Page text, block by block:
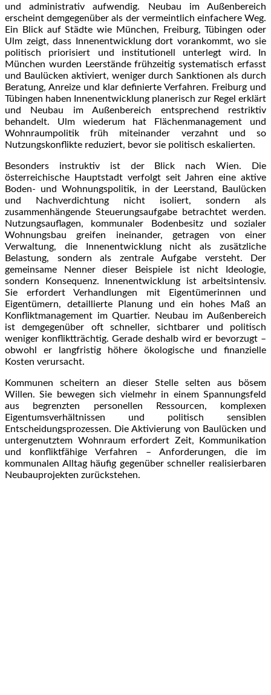
und administrativ aufwendig. Neubau im Außenbereich
erscheint demgegenüber als der vermeintlich einfachere Weg.
Ein Blick auf Städte wie München, Freiburg, Tübingen oder
Ulm zeigt, dass Innenentwicklung dort vorankommt, wo sie
politisch priorisiert und institutionell unterlegt wird. In
München wurden Leerstände frühzeitig systematisch erfasst
und Baulücken aktiviert, weniger durch Sanktionen als durch
Beratung, Anreize und klar definierte Verfahren. Freiburg und
Tübingen haben Innenentwicklung planerisch zur Regel erklärt
und Neubau im Außenbereich entsprechend restriktiv
behandelt. Ulm wiederum hat Flächenmanagement und
Wohnraumpolitik früh miteinander verzahnt und so
Nutzungskonflikte reduziert, bevor sie politisch eskalierten.
Besonders instruktiv ist der Blick nach Wien. Die
österreichische Hauptstadt verfolgt seit Jahren eine aktive
Boden- und Wohnungspolitik, in der Leerstand, Baulücken
und Nachverdichtung nicht isoliert, sondern als
zusammenhängende Steuerungsaufgabe betrachtet werden.
Nutzungsauflagen, kommunaler Bodenbesitz und sozialer
Wohnungsbau greifen ineinander, getragen von einer
Verwaltung, die Innenentwicklung nicht als zusätzliche
Belastung, sondern als zentrale Aufgabe versteht. Der
gemeinsame Nenner dieser Beispiele ist nicht Ideologie,
sondern Konsequenz. Innenentwicklung ist arbeitsintensiv.
Sie erfordert Verhandlungen mit Eigentümerinnen und
Eigentümern, detaillierte Planung und ein hohes Maß an
Konfliktmanagement im Quartier. Neubau im Außenbereich
ist demgegenüber oft schneller, sichtbarer und politisch
weniger konfliktträchtig. Gerade deshalb wird er bevorzugt –
obwohl er langfristig höhere ökologische und finanzielle
Kosten verursacht.
Kommunen scheitern an dieser Stelle selten aus bösem
Willen. Sie bewegen sich vielmehr in einem Spannungsfeld
aus begrenzten personellen Ressourcen, komplexen
Eigentumsverhältnissen und politisch sensiblen
Entscheidungsprozessen. Die Aktivierung von Baulücken und
untergenutztem Wohnraum erfordert Zeit, Kommunikation
und konfliktfähige Verfahren – Anforderungen, die im
kommunalen Alltag häufig gegenüber schneller realisierbaren
Neubauprojekten zurückstehen.